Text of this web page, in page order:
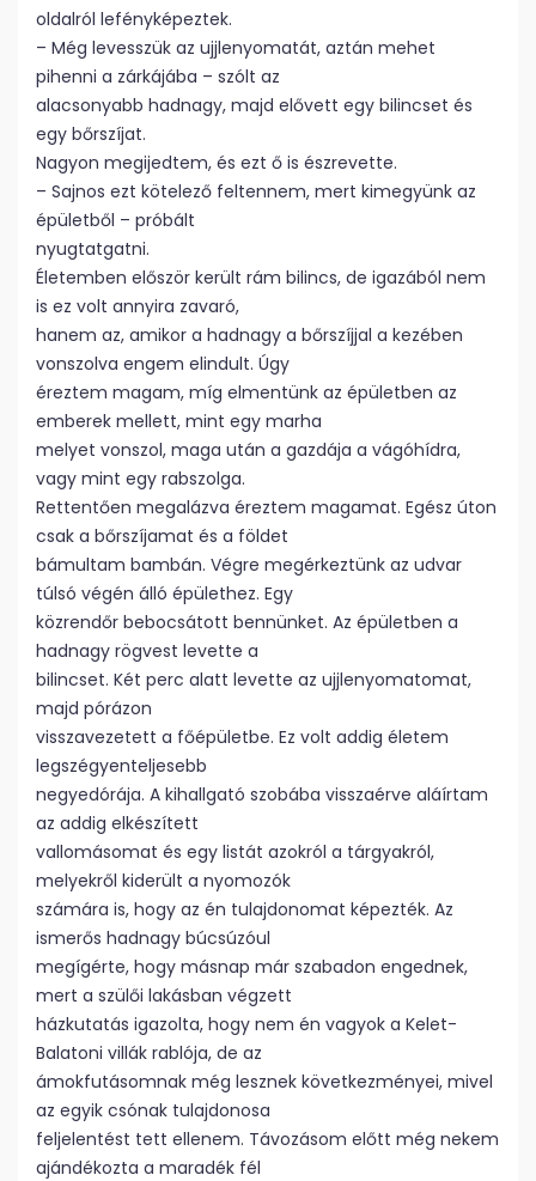
oldalról lefényképeztek.
– Még levesszük az ujjlenyomatát, aztán mehet
pihenni a zárkájába – szólt az
alacsonyabb hadnagy, majd elővett egy bilincset és
egy bőrszíjat.
Nagyon megijedtem, és ezt ő is észrevette.
– Sajnos ezt kötelező feltennem, mert kimegyünk az
épületből – próbált
nyugtatgatni.
Életemben először került rám bilincs, de igazából nem
is ez volt annyira zavaró,
hanem az, amikor a hadnagy a bőrszíjjal a kezében
vonszolva engem elindult. Úgy
éreztem magam, míg elmentünk az épületben az
emberek mellett, mint egy marha
melyet vonszol, maga után a gazdája a vágóhídra,
vagy mint egy rabszolga.
Rettentően megalázva éreztem magamat. Egész úton
csak a bőrszíjamat és a földet
bámultam bambán. Végre megérkeztünk az udvar
túlsó végén álló épülethez. Egy
közrendőr bebocsátott bennünket. Az épületben a
hadnagy rögvest levette a
bilincset. Két perc alatt levette az ujjlenyomatomat,
majd pórázon
visszavezetett a főépületbe. Ez volt addig életem
legszégyenteljesebb
negyedórája. A kihallgató szobába visszaérve aláírtam
az addig elkészített
vallomásomat és egy listát azokról a tárgyakról,
melyekről kiderült a nyomozók
számára is, hogy az én tulajdonomat képezték. Az
ismerős hadnagy búcsúzóul
megígérte, hogy másnap már szabadon engednek,
mert a szülői lakásban végzett
házkutatás igazolta, hogy nem én vagyok a Kelet-
Balatoni villák rablója, de az
ámokfutásomnak még lesznek következményei, mivel
az egyik csónak tulajdonosa
feljelentést tett ellenem. Távozásom előtt még nekem
ajándékozta a maradék fél